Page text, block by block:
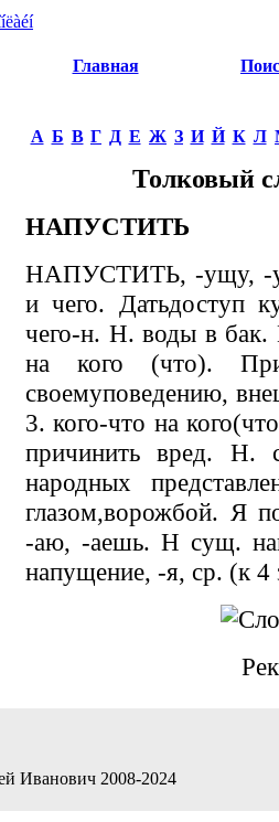
Главная
А Б В Г Д Е Ж З И Й К Л
Толковый
НАПУСТИТЬ
НАПУСТИТЬ, -ущу, -
и чего. Датьдоступ
чего-н. Н. воды в
на кого (что).
своемуповедению,
3. кого-что на
причинить вред. Н.
народных
глазом,ворожбой. Я
-аю, -аешь. Н сущ.
напущение, -я, ср. (к 4
Иванович 2008-2024